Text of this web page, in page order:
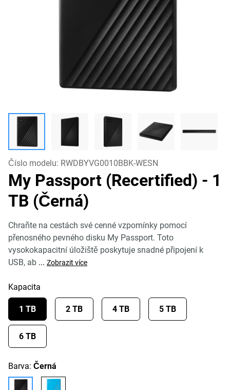
Číslo modelu: RWDBYVG0010BBK-WESN
My Passport (Recertified) - 1
TB (Černá)
Chraňte na cestách své cenné vzpomínky pomocí
přenosného pevného disku My Passport. Toto
vysokokapacitní úložiště poskytuje snadné připojení k
USB, ab ... Zobrazit více
Kapacita
1 TB 2 TB 4 TB 5 TB
6 TB
Barva: Černá